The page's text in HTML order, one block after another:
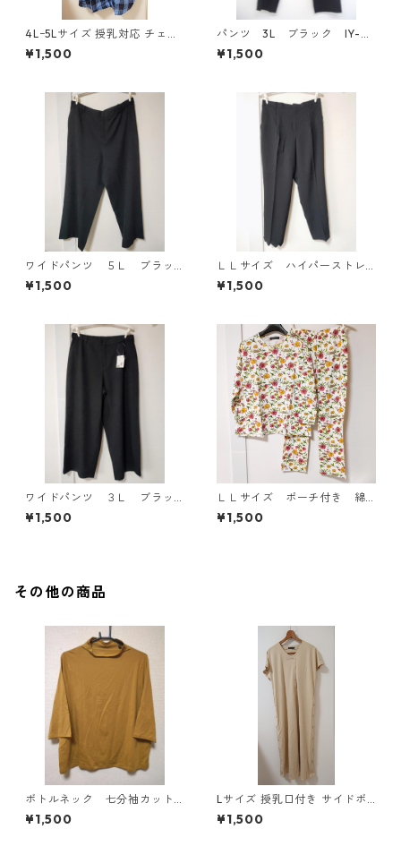
4Lｰ5Lサイズ 授乳対応 チェッ
ク柄 半袖ルームウェア マタニ
ティ ブルー系/グレー ◆KIY-1
¥1,500
パンツ 3L ブラック IY-45
25
¥1,500
ワイドパンツ ５Ｌ ブラッ
ク KAE-4725
¥1,500
ＬＬサイズ ハイパーストレ
ッチ センタープレスパン
ツ ブラック KAE-4704
¥1,500
ワイドパンツ ３Ｌ ブラッ
ク KAE-4697
¥1,500
ＬＬサイズ ポーチ付き 綿
１００％ 花柄 トラベルパ
ジャマ ホワイト KAE-4578
¥1,500
その他の商品
ボトルネック 七分袖カット
ソー ４Ｌ マスタード KA
E-4818
¥1,500
Lサイズ 授乳口付き サイドボ
タンデザイン ワンピース マタ
ニティ ベージュ ◆KIY-1303
¥1,500